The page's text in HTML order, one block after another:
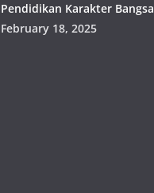
Pendidikan Karakter Bangsa
February 18, 2025